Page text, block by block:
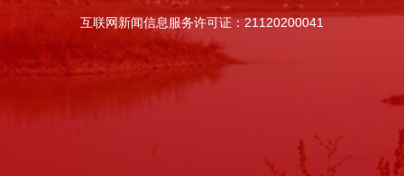
互联网新闻信息服务许可证：21120200041